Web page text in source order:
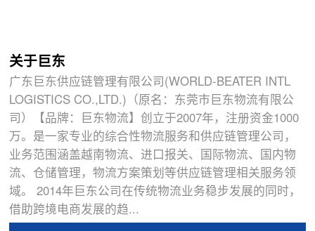
关于巨东
广东巨东供应链管理有限公司(WORLD-BEATER INTL
LOGISTICS CO.,LTD.)（原名：东莞市巨东物流有限公
司）【品牌：巨东物流】创立于2007年，注册资金1000
万。是一家专业的综合性物流服务和供应链管理公司，
业务范围涵盖越南物流、进口报关、国际物流、国内物
流、仓储管理，物流方案策划等供应链管理相关服务领
域。 2014年巨东公司在传统物流业务稳步发展的同时，
借助跨境电商发展的趋...